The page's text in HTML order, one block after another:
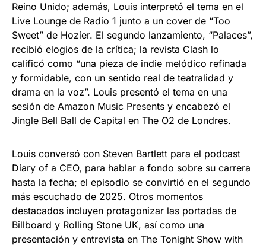
Reino Unido; además, Louis interpretó el tema en el
Live Lounge de Radio 1 junto a un cover de “Too
Sweet” de Hozier. El segundo lanzamiento, “Palaces”,
recibió elogios de la crítica; la revista Clash lo
calificó como “una pieza de indie melódico refinada
y formidable, con un sentido real de teatralidad y
drama en la voz”. Louis presentó el tema en una
sesión de Amazon Music Presents y encabezó el
Jingle Bell Ball de Capital en The O2 de Londres.
Louis conversó con Steven Bartlett para el podcast
Diary of a CEO, para hablar a fondo sobre su carrera
hasta la fecha; el episodio se convirtió en el segundo
más escuchado de 2025. Otros momentos
destacados incluyen protagonizar las portadas de
Billboard y Rolling Stone UK, así como una
presentación y entrevista en The Tonight Show with